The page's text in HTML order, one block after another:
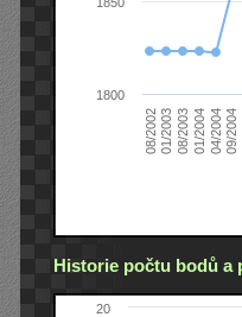
08/200201/200308/200301/200404/200409/2004
1800
Historie počtu bodů a
20